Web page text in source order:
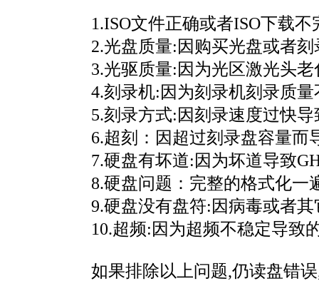
1.ISO文件正确或者ISO下载
2.光盘质量:因购买光盘或者
3.光驱质量:因为光区激光头
4.刻录机:因为刻录机刻录质
5.刻录方式:因刻录速度过快
6.超刻：因超过刻录盘容量而
7.硬盘有坏道:因为坏道导致
8.硬盘问题：完整的格式化一
9.硬盘没有盘符:因病毒或者
10.超频:因为超频不稳定导致
如果排除以上问题,仍读盘错